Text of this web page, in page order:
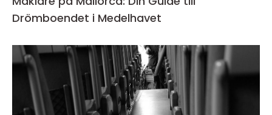
Drömboendet i Medelhavet